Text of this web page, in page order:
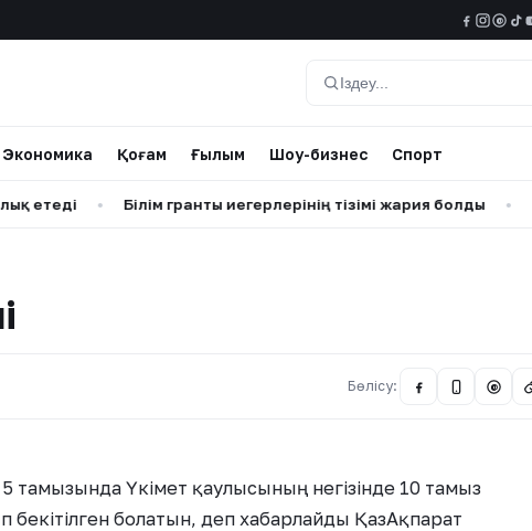
@
Іздеу
Экономика Қоғам Ғылым Шоу-бизнес Спорт
• Білім гранты иегерлерінің тізімі жария болды • BI
Бөлісу: @
5 тамызында Үкімет қаулысының негізінде 10 тамыз
бекітілген болатын, деп хабарлайды ҚазАқпарат